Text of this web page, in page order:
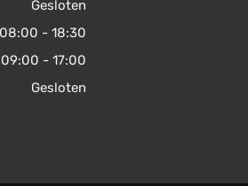
Gesloten
08:00 - 18:30
09:00 - 17:00
Gesloten